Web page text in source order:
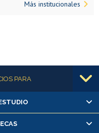
Más institucionales
PARA
os